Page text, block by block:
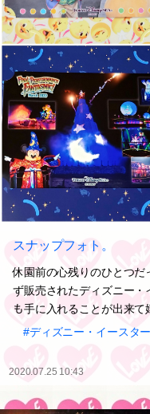
スナップフォト。
休園前の心残りのひとつ
ず販売されたディズニー
も手に入れることが出来
#ディズニー・イースター
2020.07.25 10:43